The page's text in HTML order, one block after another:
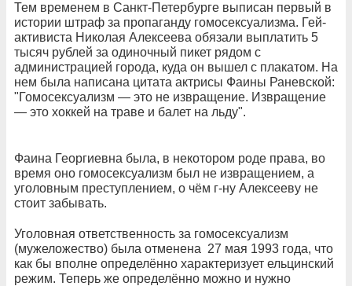
Тем временем в Санкт-Петербурге выписан первый в
истории штраф за пропаганду гомосексуализма. Гей-
активиста Николая Алексеева обязали выплатить 5
тысяч рублей за одиночный пикет рядом с
администрацией города, куда он вышел с плакатом. На
нем была написана цитата актрисы Фаины Раневской:
"Гомосексуализм — это не извращение. Извращение
— это хоккей на траве и балет на льду".
Фаина Георгиевна была, в некотором роде права, во
время оно гомосексуализм был не извращением, а
уголовным преступлением, о чём г-ну Алексееву не
стоит забывать.
Уголовная ответственность за гомосексуализм
(мужеложество) была отменена 27 мая 1993 года, что
как бы вполне определённо характеризует ельцинский
режим. Теперь же определённо можно и нужно